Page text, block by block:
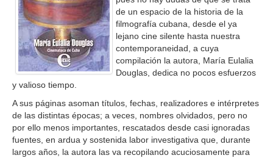
de un espacio de la historia de la
filmografía cubana, desde el ya
lejano cine silente hasta nuestra
contemporaneidad, a cuya
compilación la autora, María Eulalia
Douglas, dedica no pocos esfuerzos
y valioso tiempo.
A sus páginas asoman títulos, fechas, realizadores e intérpretes
de las distintas épocas; a veces, nombres olvidados, pero no
por ello menos importantes, rescatados desde casi ignoradas
fuentes, en ardua y sostenida labor investigativa que, durante
largos años, la autora las va recopilando acuciosamente para